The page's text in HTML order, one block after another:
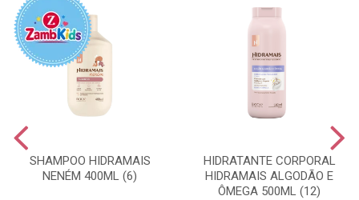
SHAMPOO HIDRAMAIS
NENÉM 400ML (6)
HIDRATANTE CORPORAL
HIDRAMAIS ALGODÃO E
ÔMEGA 500ML (12)